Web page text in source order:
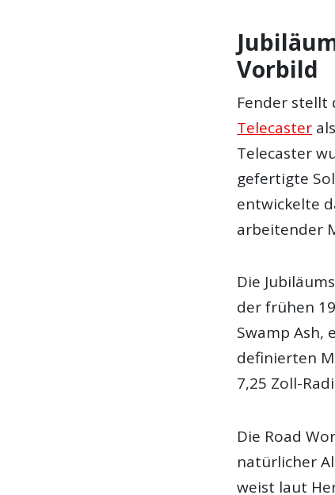
Vorbild
Fender stellt
Telecaster
Telecaster
gefertigte
entwickelte
arbeitender
Die
der frühen
Swamp Ash,
definierten
7,25 Zoll-
Die Road
natürlicher
weist laut